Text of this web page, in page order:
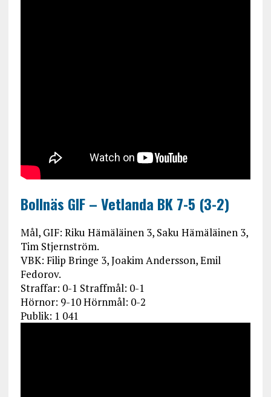
Bollnäs GIF – Vetlanda BK 7-5 (3-2)
Mål, GIF: Riku Hämäläinen 3, Saku Hämäläinen 3,
Tim Stjernström.
VBK: Filip Bringe 3, Joakim Andersson, Emil
Fedorov.
Straffar: 0-1 Straffmål: 0-1
Hörnor: 9-10 Hörnmål: 0-2
Publik: 1 041